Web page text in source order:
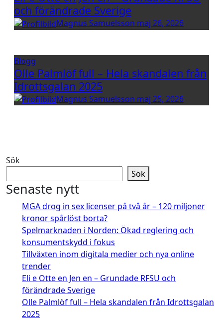
och förändrade Sverige
Magnus Samuelsson maj 26, 2026
Blogg
Olle Palmlöf full – Hela skandalen från
Idrottsgalan 2025
Magnus Samuelsson maj 25, 2026
Sök
Sök
Senaste nytt
MGA drog in sex licenser på två år – 120 miljoner
kronor spårlöst borta?
Spelmarknaden i Norden: Ökad reglering och
konsumentskydd i fokus
Tillväxten inom digitala medier och nya online
trender
Eli e Otte en Jen en – Grundade RFSU och
förändrade Sverige
Olle Palmlöf full – Hela skandalen från Idrottsgalan
2025